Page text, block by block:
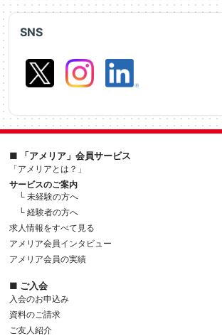
SNS
■ 「アメリア」会員サービス
「アメリアとは？」
サービスのご案内
└ 未経験の方へ
└ 経験者の方へ
求人情報をすべて見る
アメリア会員インタビュー
アメリア会員の実績
■ ご入会
入会のお申込み
資料のご請求
ご友人紹介